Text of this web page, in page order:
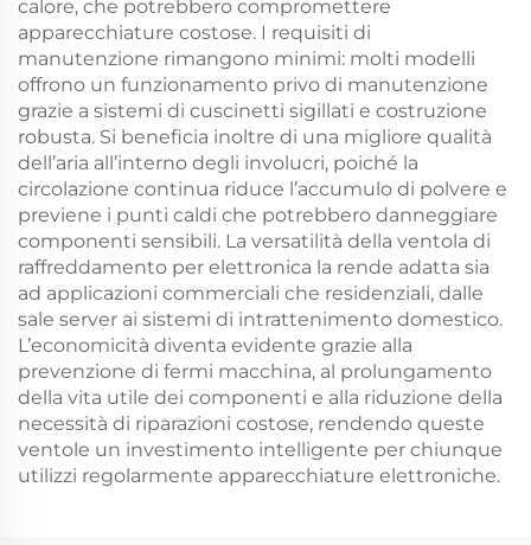
calore, che potrebbero compromettere
apparecchiature costose. I requisiti di
manutenzione rimangono minimi: molti modelli
offrono un funzionamento privo di manutenzione
grazie a sistemi di cuscinetti sigillati e costruzione
robusta. Si beneficia inoltre di una migliore qualità
dell’aria all’interno degli involucri, poiché la
circolazione continua riduce l’accumulo di polvere e
previene i punti caldi che potrebbero danneggiare
componenti sensibili. La versatilità della ventola di
raffreddamento per elettronica la rende adatta sia
ad applicazioni commerciali che residenziali, dalle
sale server ai sistemi di intrattenimento domestico.
L’economicità diventa evidente grazie alla
prevenzione di fermi macchina, al prolungamento
della vita utile dei componenti e alla riduzione della
necessità di riparazioni costose, rendendo queste
ventole un investimento intelligente per chiunque
utilizzi regolarmente apparecchiature elettroniche.